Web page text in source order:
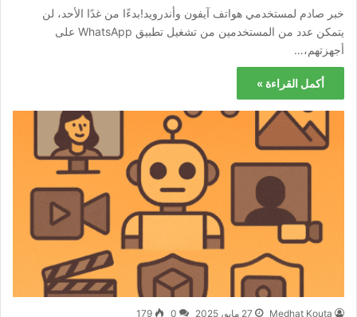
خبر صادم لمستخدمي هواتف آيفون وأندرويد!بدءًا من غدًا الأحد، لن
يتمكن عدد من المستخدمين من تشغيل تطبيق WhatsApp على
أجهزتهم،…
أكمل القراءة »
Medhat Kouta 27 مايو، 2025 0
179